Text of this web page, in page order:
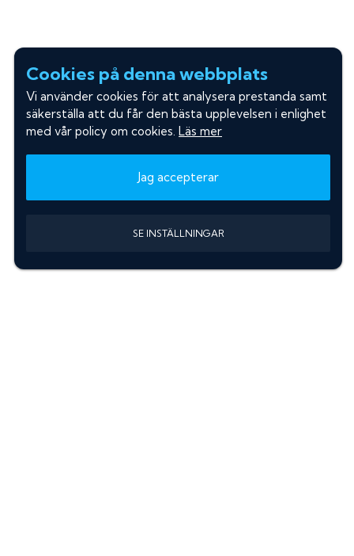
Cookies på denna webbplats
Vi använder cookies för att analysera prestanda samt
säkerställa att du får den bästa upplevelsen i enlighet
med vår policy om cookies. Läs mer
Jag accepterar
SE INSTÄLLNINGAR